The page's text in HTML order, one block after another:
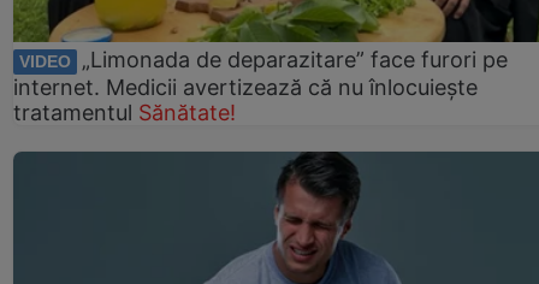
VIDEO
„Limonada de deparazitare” face furori pe
internet. Medicii avertizează că nu înlocuiește
tratamentul Sănătate!